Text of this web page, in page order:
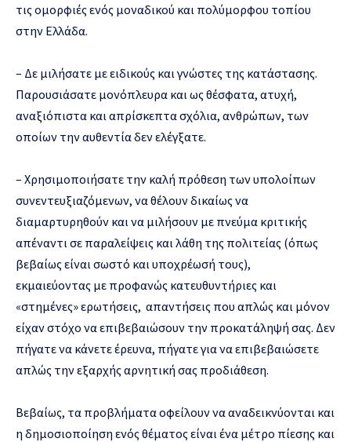
τις ομορφιές ενός μοναδικού και πολύμορφου τοπίου
στην Ελλάδα.
– Δε μιλήσατε με ειδικούς και γνώστες της κατάστασης.
Παρουσιάσατε μονόπλευρα και ως θέσφατα, ατυχή,
αναξιόπιστα και απρίσκεπτα σχόλια, ανθρώπων, των
οποίων την αυθεντία δεν ελέγξατε.
– Χρησιμοποιήσατε την καλή πρόθεση των υπολοίπων
συνεντευξιαζόμενων, να θέλουν δικαίως να
διαμαρτυρηθούν και να μιλήσουν με πνεύμα κριτικής
απέναντι σε παραλείψεις και λάθη της πολιτείας (όπως
βεβαίως είναι σωστό και υποχρέωσή τους),
εκμαιεύοντας με προφανώς κατευθυντήριες και
«στημένες» ερωτήσεις, απαντήσεις που απλώς και μόνον
είχαν στόχο να επιβεβαιώσουν την προκατάληψή σας. Δεν
πήγατε να κάνετε έρευνα, πήγατε για να επιβεβαιώσετε
απλώς την εξαρχής αρνητική σας προδιάθεση.
Βεβαίως, τα προβλήματα οφείλουν να αναδεικνύονται και
η δημοσιοποίηση ενός θέματος είναι ένα μέτρο πίεσης και